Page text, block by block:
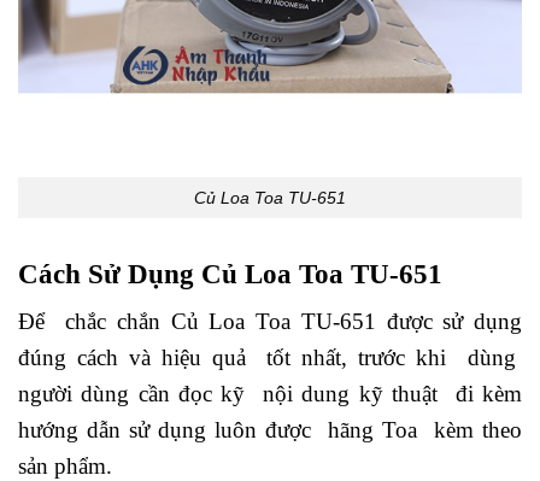
Củ Loa Toa TU-651
Cách Sử Dụng Củ Loa Toa TU-651
Để chắc chắn Củ Loa Toa TU-651 được sử dụng
đúng cách và hiệu quả tốt nhất, trước khi dùng
người dùng cần đọc kỹ nội dung kỹ thuật đi kèm
hướng dẫn sử dụng luôn được hãng Toa kèm theo
sản phẩm.